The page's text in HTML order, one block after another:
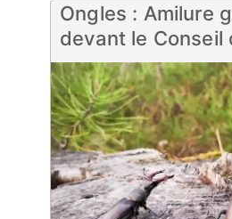
Ongles : Amilure
devant le Conseil